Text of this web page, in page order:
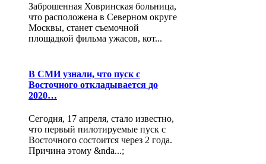
Заброшенная Ховринская больница,
что расположена в Северном округе
Москвы, станет съемочной
площадкой фильма ужасов, кот...
В СМИ узнали, что пуск с
Восточного откладывается до
2020…
Сегодня, 17 апреля, стало известно,
что первый пилотируемые пуск с
Восточного состоится через 2 года.
Причина этому &nda...;